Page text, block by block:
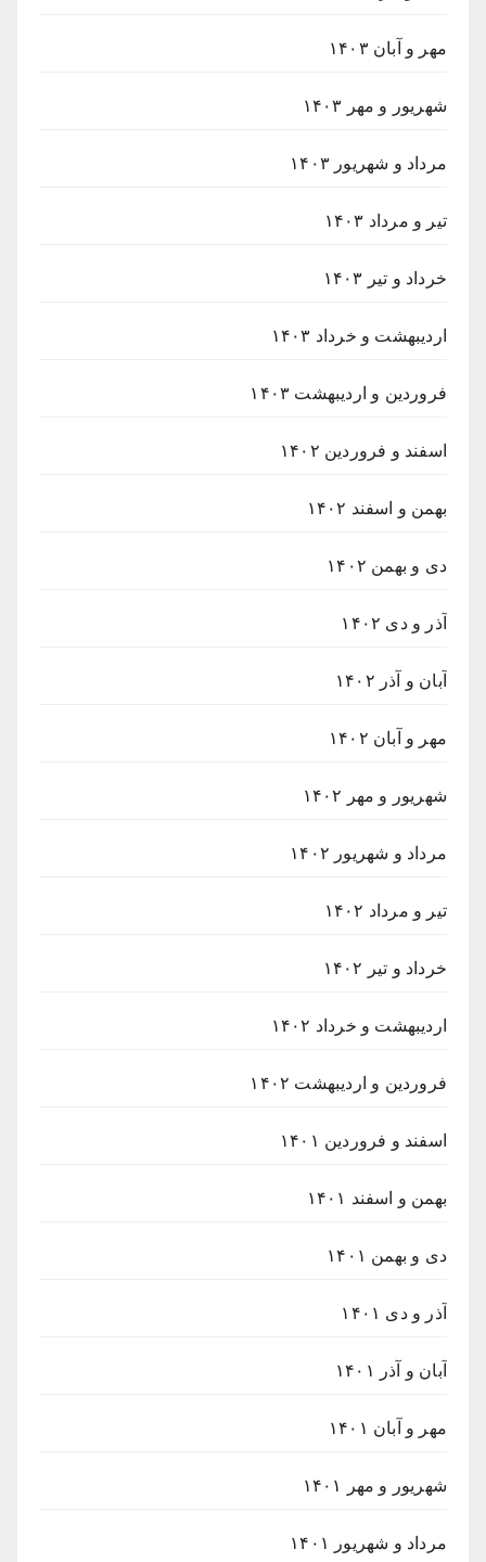
مهر و آبان ۱۴۰۳
شهریور و مهر ۱۴۰۳
مرداد و شهریور ۱۴۰۳
تیر و مرداد ۱۴۰۳
خرداد و تیر ۱۴۰۳
اردیبهشت و خرداد ۱۴۰۳
فروردین و اردیبهشت ۱۴۰۳
اسفند و فروردین ۱۴۰۲
بهمن و اسفند ۱۴۰۲
دی و بهمن ۱۴۰۲
آذر و دی ۱۴۰۲
آبان و آذر ۱۴۰۲
مهر و آبان ۱۴۰۲
شهریور و مهر ۱۴۰۲
مرداد و شهریور ۱۴۰۲
تیر و مرداد ۱۴۰۲
خرداد و تیر ۱۴۰۲
اردیبهشت و خرداد ۱۴۰۲
فروردین و اردیبهشت ۱۴۰۲
اسفند و فروردین ۱۴۰۱
بهمن و اسفند ۱۴۰۱
دی و بهمن ۱۴۰۱
آذر و دی ۱۴۰۱
آبان و آذر ۱۴۰۱
مهر و آبان ۱۴۰۱
شهریور و مهر ۱۴۰۱
مرداد و شهریور ۱۴۰۱